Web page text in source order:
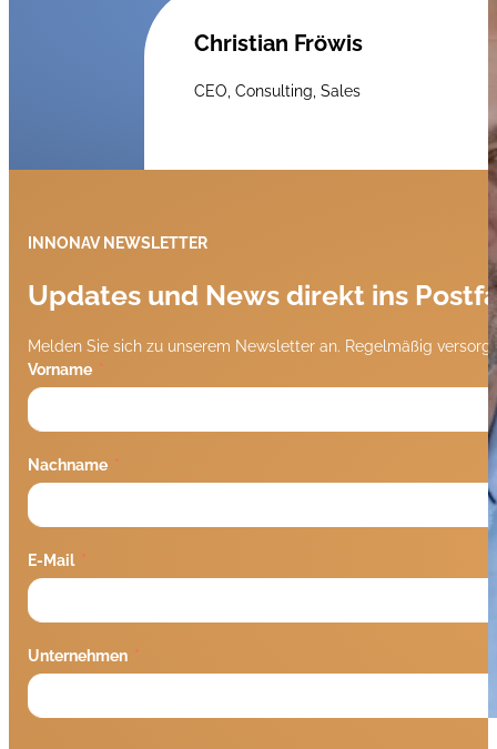
Christian Fröwis
CEO, Consulting, Sales
Updates und News direkt ins
INNONAV NEWSLETTER
Melden Sie sich zu unserem Newsletter an. Regelmäßig
Vorname
Nachname
E-Mail
Unternehmen